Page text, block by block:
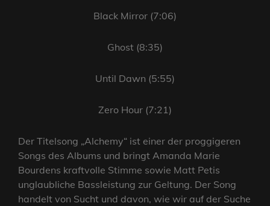
Black Mirror (7:06)
Ghost (8:35)
Until Dawn (5:55)
Zero Hour (7:21)
Der Titelsong „Alchemy“ ist einer der proggigeren
Songs des Albums und bringt Amanda Marie
Bourdens kraftvolle Stimme sowie Matt Petis
unglaubliche Bassleistung zur Geltung. Der Song
handelt von Sucht und davon, wie wir auf der Suche